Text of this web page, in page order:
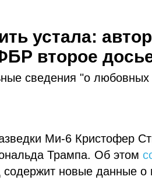
устала:
второе
сведения "о
Ми-6 Кристофер
Трампа. Об этом
новые данные